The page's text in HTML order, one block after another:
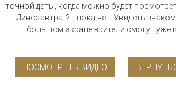
точной даты, когда можно будет
"Динозавтра-2", пока нет. Увидеть
большом экране зрители смогут уже
ПОСМОТРЕТЬ ВИДЕО